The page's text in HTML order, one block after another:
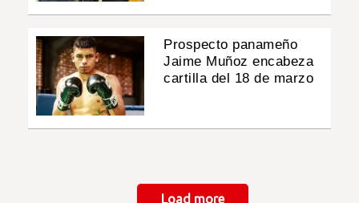
Prospecto panameño
Jaime Muñoz encabeza
cartilla del 18 de marzo
Load more